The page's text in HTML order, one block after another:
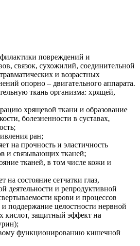
повреждений и
связок, сухожилий, соединительной
и возрастных
опорно – двигательного аппарата.
ткань организма: хрящей,
хрящевой ткани и образование
болезненности в суставах,
ран;
на прочность и эластичность
и связывающих тканей;
тканей, в том числе кожи и
на состояние сетчатки глаз,
деятельности и репродуктивной
крови и процессов
поддержание целостности нервной
кислот, защитный эффект на
функционированию кишечной